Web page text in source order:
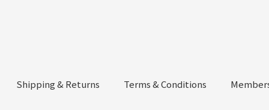
Shipping & Returns Terms & Conditions